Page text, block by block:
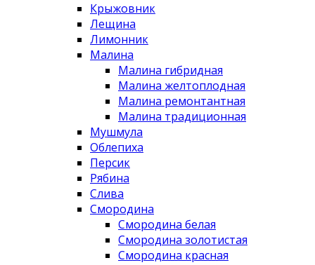
Крыжовник
Лещина
Лимонник
Малина
Малина гибридная
Малина желтоплодная
Малина ремонтантная
Малина традиционная
Мушмула
Облепиха
Персик
Рябина
Слива
Смородина
Смородина белая
Смородина золотистая
Смородина красная